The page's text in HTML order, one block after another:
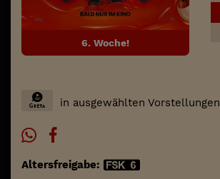
6. Woche!
in ausgewählten Vorstellungen
Altersfreigabe: